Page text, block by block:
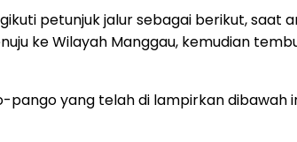
petunjuk jalur sebagai berikut, saat
ke Wilayah Manggau, kemudian
yang telah di lampirkan dibawah